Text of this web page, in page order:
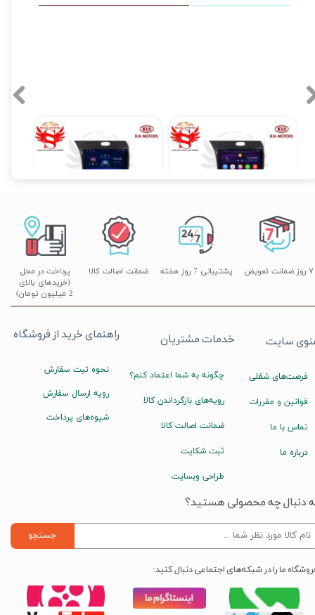
مانیتور فابریک اندروید خودروی سراتو وارداتی K3 برند ویستا VISTA مدل TSX-2032
۱۹,۹۰۰,۰۰۰ تومان
مانیتور فابریک اندروید خودروی سراتو K3 وارداتی برند ویستا VISTA مدل FX-1032
۱۴,۸۹۰,۰۰۰ تومان
پشتیبانی 7 روز هفته
پرداخت در محل
(خریدهای بالای
2 میلیون تومان)
۷ روز ضمانت تعویض ضمانت اصالت کالا
راهنمای خرید از فروشگاه
نحوه ثبت سفارش
رویه ارسال سفارش
شیوه‌های پرداخت
خدمات مشتریان
چگونه به شما اعتماد کنم؟
رویه‌های بازگرداندن کالا
ضمانت اصالت کالا
ثبت شکایت
طراحی وبسایت
سایت
فرصت‌های شغلی
قوانین و مقررات
تماس با ما
درباره ما
دنبال چه محصولی هستید؟
جستجو
ما را در شبکه‌های اجتماعی دنبال کنید: